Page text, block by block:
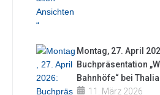
Montag, 27. April
Buchpräsentation
Bahnhöfe“ bei
11. März 2026